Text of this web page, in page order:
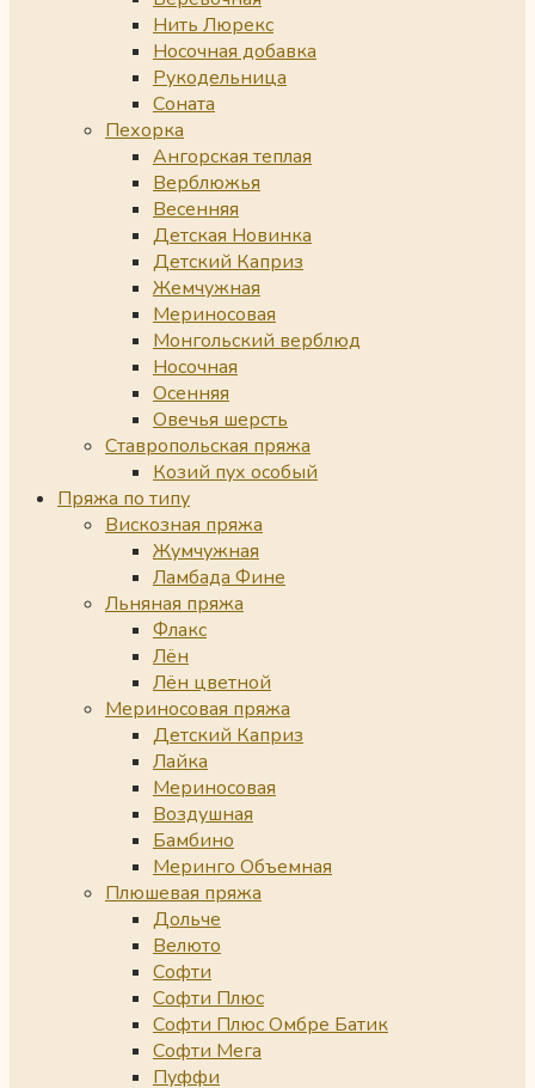
Нить Люрекс
Носочная добавка
Рукодельница
Соната
Пехорка
Ангорская теплая
Верблюжья
Весенняя
Детская Новинка
Детский Каприз
Жемчужная
Мериносовая
Монгольский верблюд
Носочная
Осенняя
Овечья шерсть
Ставропольская пряжа
Козий пух особый
Пряжа по типу
Вискозная пряжа
Жумчужная
Ламбада Фине
Льняная пряжа
Флакс
Лён
Лён цветной
Мериносовая пряжа
Детский Каприз
Лайка
Мериносовая
Воздушная
Бамбино
Меринго Объемная
Плюшевая пряжа
Дольче
Велюто
Софти
Софти Плюс
Софти Плюс Омбре Батик
Софти Мега
Пуффи